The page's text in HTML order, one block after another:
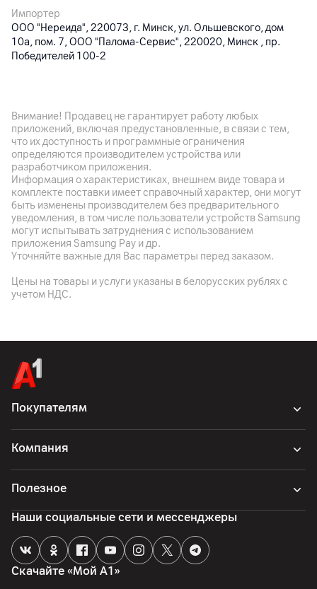
Импортер
ООО "Нереида", 220073, г. Минск, ул. Ольшевского, дом
10а, пом. 7, ООО "Палома-Сервис", 220020, Минск , пр.
Победителей 100-2
Konan, JP-13, 1080075
Комплект поставки
комплектная документация, контроллер
Страна производитель
Китай
Внимание! Продавец не гарантирует работу любых
приложений, включая предустановленные, в связи с тем,
что их доступность и программные ограничения
определяются производителем устройства или
разработчиком приложения.
Информация о характеристиках, внешнем виде товара и
комплекте поставки имеет справочный характер, они могут
быть изменены производителем без предварительного
уведомления, в том числе пользователи устройств Samsung
могут испытывать затруднения с использованием
приложения Samsung Pay и др.
Уточняйте важные для Вас параметры перед заказом.
Цены на товары и услуги указаны в белорусских рублях с
учетом НДС.
Покупателям
Компания
Полезное
Скачайте «Мой А1»
Наши социальные сети и мессенджеры